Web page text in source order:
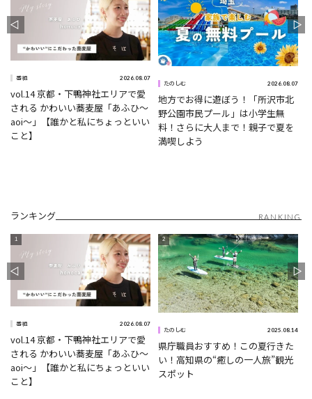
番組 2026.08.07
vol.14 京都・下鴨神社エリアで愛
される かわいい蕎麦屋「あふひ〜
aoi〜」【誰かと私にちょっといい
こと】
たのしむ 2026.08.07
地方でお得に遊ぼう！「所沢市北
野公園市民プール」は小学生無
料！さらに大人まで！親子で夏を
満喫しよう
ランキング RANKING
番組 2026.08.07
vol.14 京都・下鴨神社エリアで愛
される かわいい蕎麦屋「あふひ〜
aoi〜」【誰かと私にちょっといい
こと】
たのしむ 2025.08.14
県庁職員おすすめ！この夏行きた
い！高知県の“癒しの一人旅”観光
スポット